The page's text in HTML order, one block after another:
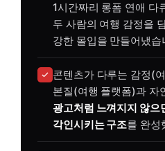
1시간짜리 롱폼 연애 다
두 사람의 여행 감정을
강한 몰입을 만들어냈습
콘텐츠가 다루는 감정(
본질(여행 플랫폼)과 자
광고처럼 느껴지지 않으
각인시키는 구조를 완성